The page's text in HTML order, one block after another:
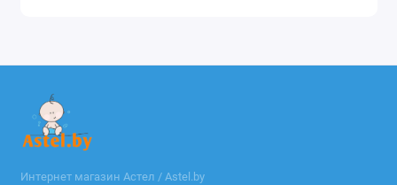
Интернет магазин Астел / Astel.by